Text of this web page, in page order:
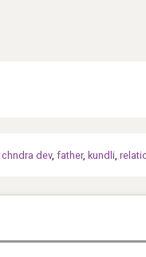
chndra dev, father, kundli,